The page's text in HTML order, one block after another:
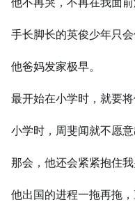
手长脚长的英俊少年只
他爸妈发家极早。
最开始在小学时，就要将
小学时，周斐闻就不愿意
那会，他还会紧紧抱住我
他出国的进程一拖再拖